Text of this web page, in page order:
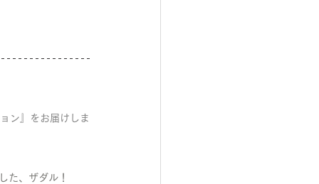
ン』をお届けしま
た、ザダル！